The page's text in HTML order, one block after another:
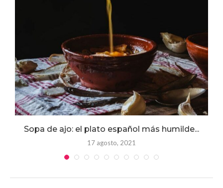
Sopa de ajo: el plato español más humilde...
17 agosto, 2021